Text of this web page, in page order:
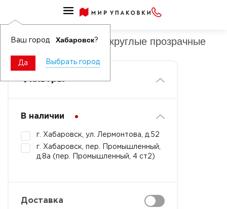
Ваш город Хабаровск?
Да Выбрать город
Крышки к ПП банкам круглые прозрачные
Фильтры
В наличии
г. Хабаровск, ул. Лермонтова, д.52
г. Хабаровск, пер. Промышленный,
д.8а (пер. Промышленный, 4 ст2)
Доставка